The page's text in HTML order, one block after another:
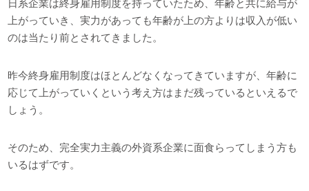
日系企業は終身雇用制度を持っていたため、年齢と共に給与が
上がっていき、実力があっても年齢が上の方よりは収入が低い
のは当たり前とされてきました。
昨今終身雇用制度はほとんどなくなってきていますが、年齢に
応じて上がっていくという考え方はまだ残っているといえるで
しょう。
そのため、完全実力主義の外資系企業に面食らってしまう方も
いるはずです。